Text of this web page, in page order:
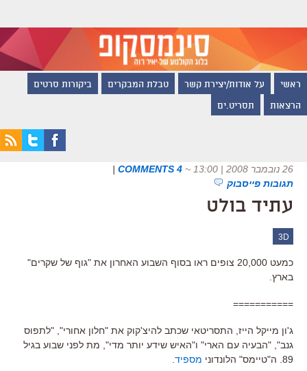
ראשי על אודות/יצירת קשר טבלת המבקרים ביקורות סרטים
הרצאות תסריט.ים
26 נובמבר 2008 | 13:00 ~
4 COMMENTS
|
תגובות פייסבוק
עתיד בולט
3D
כמעט 20,000 צופים ראו בסוף השבוע האחרון את "גוף של שקרים"
בארץ.
===========
ג'ון מייקל הייז, התסריטאי שכתב להיצ'קוק את "חלון אחורי", "לתפוס
גנב", "הבעיה עם הארי" ו"האיש שידע יותר מדי", מת לפני שבוע בגיל
89. ה"טיימס" הלונדוני
מספיד